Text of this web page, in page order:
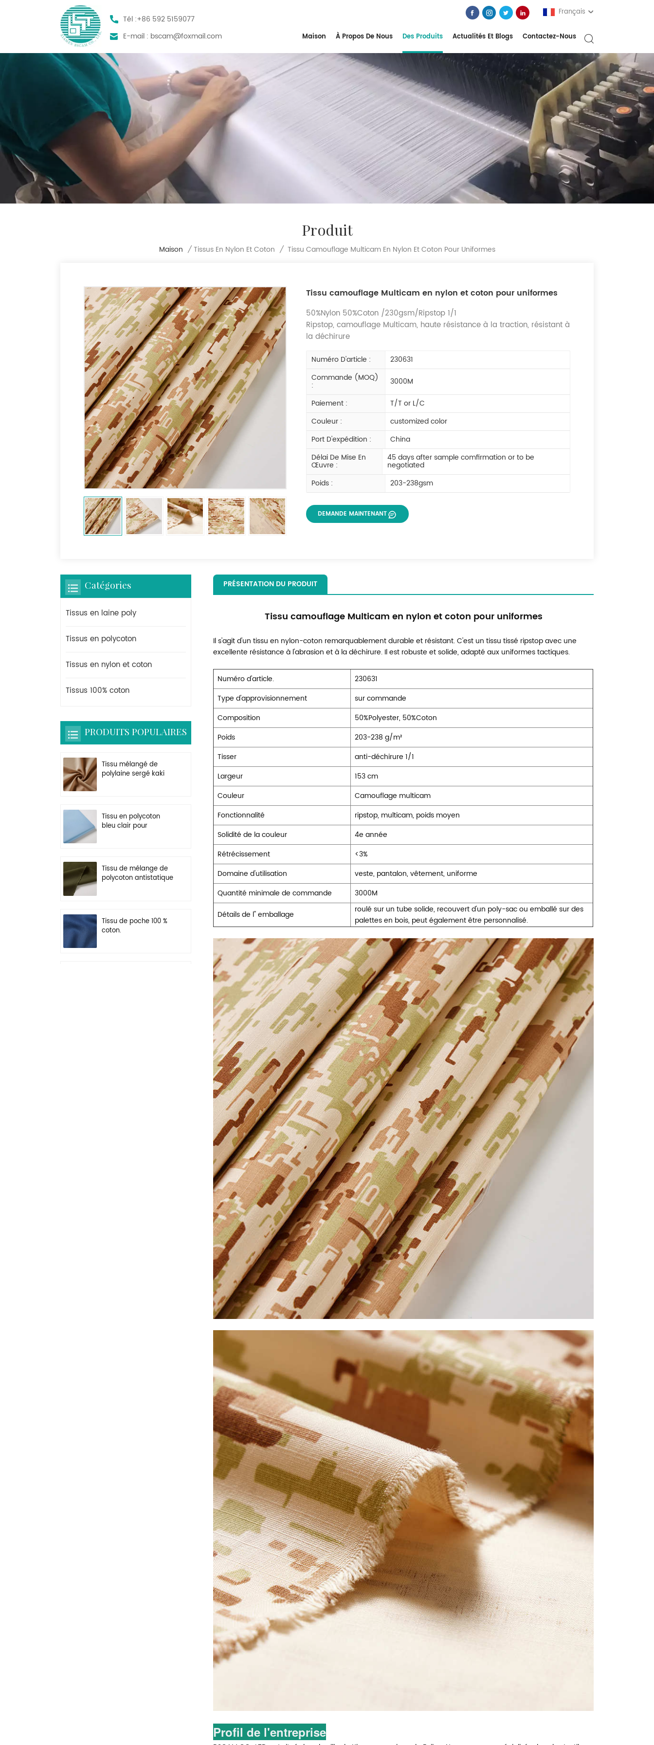
Tél :+86 592 5159077
E-mail : bscam@foxmail.com
Français
Maison À Propos De Nous Des Produits Actualités Et Blogs Contactez-Nous
Produit
Maison / Tissus En Nylon Et Coton / Tissu Camouflage Multicam En Nylon Et Coton Pour Uniformes
Tissu camouflage Multicam en nylon et coton pour uniformes
50%Nylon 50%Coton /230gsm/Ripstop 1/1
Ripstop, camouflage Multicam, haute résistance à la traction, résistant à
la déchirure
Numéro D'article :
230631
Commande (MOQ)
:
3000M
Paiement :
T/T or L/C
Couleur :
customized color
Port D'expédition :
China
Délai De Mise En
Œuvre :
45 days after sample comfirmation or to be
negotiated
Poids :
203-238gsm
DEMANDE MAINTENANT
PRÉSENTATION DU PRODUIT
Tissu camouflage Multicam en nylon et coton pour uniformes
Il s'agit d'un tissu en nylon-coton remarquablement durable et résistant. C'est un tissu tissé ripstop avec une
excellente résistance à l'abrasion et à la déchirure. Il est robuste et solide, adapté aux uniformes tactiques.
Numéro d'article.
230631
Type d'approvisionnement
sur commande
Composition
50%Polyester, 50%Coton
Poids
203-238 g/m²
Tisser
anti-déchirure 1/1
Largeur
153 cm
Couleur
Camouflage multicam
Fonctionnalité
ripstop, multicam, poids moyen
Solidité de la couleur
4e année
Rétrécissement
<3%
Domaine d'utilisation
veste, pantalon, vêtement, uniforme
Quantité minimale de commande
3000M
Détails de l'' emballage
roulé sur un tube solide, recouvert d'un poly-sac ou emballé sur des
palettes en bois, peut également être personnalisé.
Profil de l'entreprise
Catégories
Tissus en laine poly
Tissus en polycoton
Tissus en nylon et coton
Tissus 100% coton
PRODUITS POPULAIRES
Tissu mélangé de
polylaine sergé kaki
Tissu en polycoton
bleu clair pour
Tissu de mélange de
polycoton antistatique
Tissu de poche 100 %
coton.